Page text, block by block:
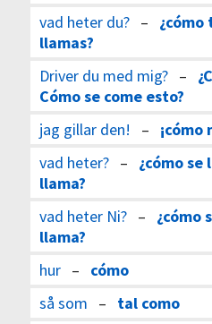
vad heter du?– ¿cómo
llamas?
Driver du med mig?–
Cómo se come esto?
jag gillar den! – ¡cómo
vad heter?– ¿cómo se
llama?
vad heter Ni?– ¿cómo
llama?
hur– cómo
så som – tal como